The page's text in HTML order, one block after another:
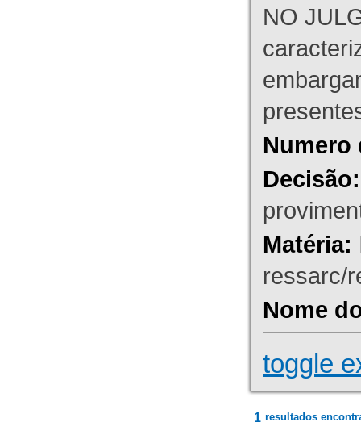
NO
Numero
Decisão:
Matéria:
ressarc/
Nome
toggle
1 resultados